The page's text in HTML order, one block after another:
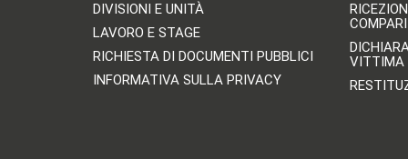
DIVISIONI E UNITÀ
LAVORO E STAGE
RICHIESTA DI DOCUMENTI PUBBLICI
INFORMATIVA SULLA PRIVACY
VITTIMA